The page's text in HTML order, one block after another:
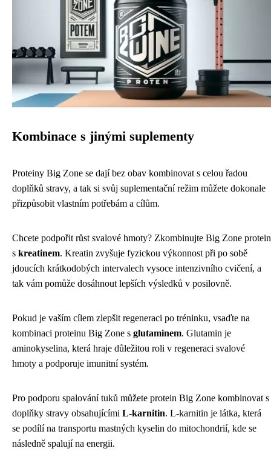
Kombinace s jinými suplementy
Proteiny Big Zone se dají bez obav kombinovat s celou řadou
doplňků stravy, a tak si svůj suplementační režim můžete dokonale
přizpůsobit vlastním potřebám a cílům.
Chcete podpořit růst svalové hmoty? Zkombinujte Big Zone protein
s kreatinem. Kreatin zvyšuje fyzickou výkonnost při po sobě
jdoucích krátkodobých intervalech vysoce intenzivního cvičení, a
tak vám pomůže dosáhnout lepších výsledků v posilovně.
Pokud je vaším cílem zlepšit regeneraci po tréninku, vsaďte na
kombinaci proteinu Big Zone s glutaminem. Glutamin je
aminokyselina, která hraje důležitou roli v regeneraci svalové
hmoty a podporuje imunitní systém.
Pro podporu spalování tuků můžete protein Big Zone kombinovat s
doplňky stravy obsahujícími L-karnitin. L-karnitin je látka, která
se podílí na transportu mastných kyselin do mitochondrií, kde se
následně spalují na energii.